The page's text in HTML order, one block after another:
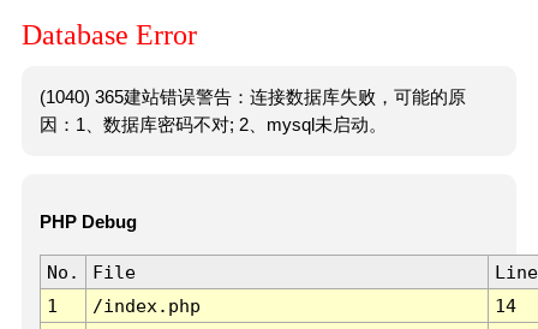
Database Error
(1040) 365建站错误警告：连接数据库失败，可能的原
因：1、数据库密码不对; 2、mysql未启动。
PHP Debug
No. File
Line
1
/index.php 14